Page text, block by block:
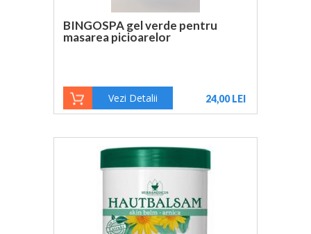
BINGOSPA gel verde pentru
masarea picioarelor
Vezi Detalii 24,00 LEI